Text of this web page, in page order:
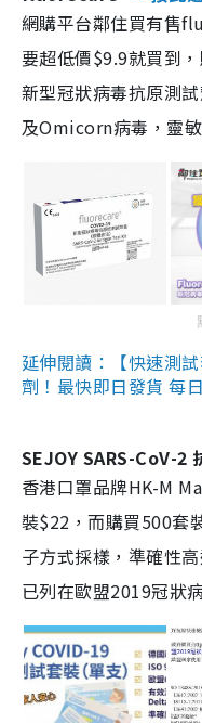
網購平台鄰住買有售
要超低價$9.9就買到
新型冠狀病毒抗原測
及Omicorn病毒，靈
延伸閱讀：【快速測
劑！最快即日發貨 每
SEJOY SARS-CoV-2
香港口罩品牌HK-M
裝$22，而購買500套
子方式採樣，準確性
已列在歐盟2019冠狀